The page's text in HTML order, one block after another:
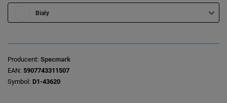
Biały
Producent Specmark
EAN 5907743311507
Symbol D1-43620